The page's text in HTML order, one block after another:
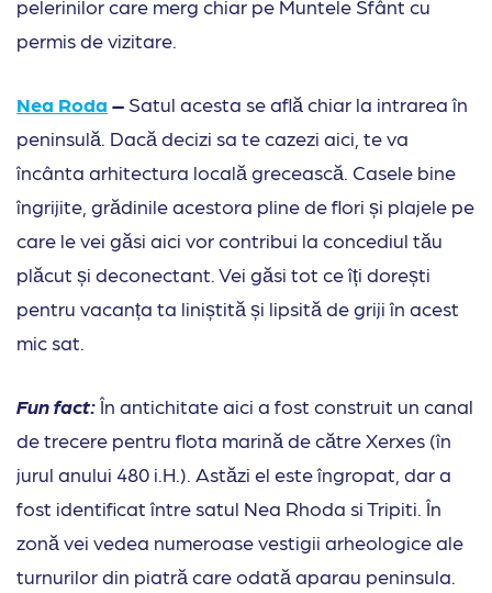
pelerinilor care merg chiar pe Muntele Sfânt cu
permis de vizitare.
Nea Roda – Satul acesta se află chiar la intrarea în
peninsulă. Dacă decizi sa te cazezi aici, te va
încânta arhitectura locală grecească. Casele bine
îngrijite, grădinile acestora pline de flori și plajele pe
care le vei găsi aici vor contribui la concediul tău
plăcut și deconectant. Vei găsi tot ce îți dorești
pentru vacanța ta liniștită și lipsită de griji în acest
mic sat.
Fun fact:În antichitate aici a fost construit un canal
de trecere pentru flota marină de către Xerxes (în
jurul anului 480 i.H.). Astăzi el este îngropat, dar a
fost identificat între satul Nea Rhoda si Tripiti. În
zonă vei vedea numeroase vestigii arheologice ale
turnurilor din piatră care odată aparau peninsula.